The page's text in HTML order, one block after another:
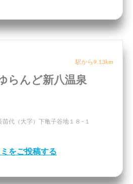
駅から9.13km
らんど新八温泉
代（大字）下亀子谷地１８−１
ミをご投稿する